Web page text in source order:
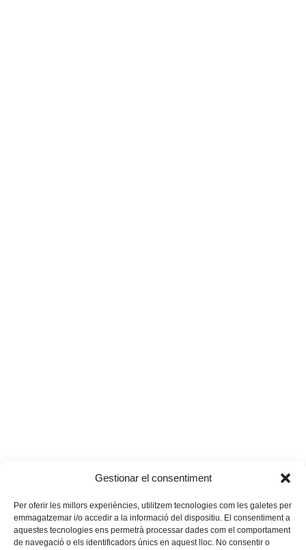
Gestionar el consentiment
Per oferir les millors experiències, utilitzem tecnologies com les galetes per
emmagatzemar i/o accedir a la informació del dispositiu. El consentiment a
aquestes tecnologies ens permetrà processar dades com el comportament
de navegació o els identificadors únics en aquest lloc. No consentir o